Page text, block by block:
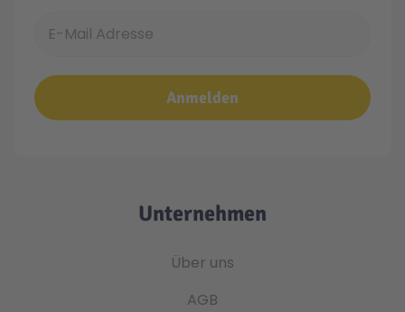
Anmelden
Unternehmen
Über uns
AGB